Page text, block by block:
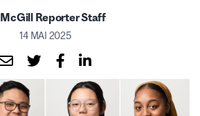
McGill Reporter Staff
14 MAI 2025